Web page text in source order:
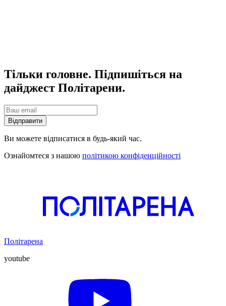
Тільки головне. Підпишіться на
дайджест Політарени.
Відправити
Ви можете відписатися в будь-який час.
Ознайомтеся з нашою політикою конфіденційності
Політарена
youtube